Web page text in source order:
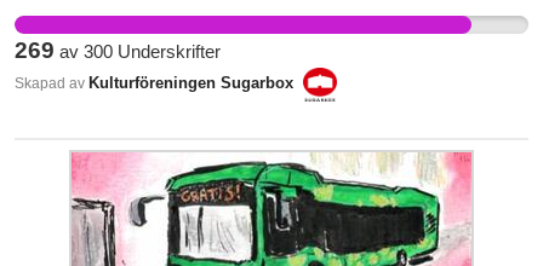
bara berättar om stadens historia – utan som
också kan spela en avgörande roll i framtidens
hållbara och levande stadsutveckling. Sedan
ur Ystads hamn. Nu hotas några av de allra sista
spåren av stadens industriella arv:
Sorteringsverket (Kokscentralen) och
Sockersilon. Sockersilon – ett oersättligt
269 av 300 Underskrifter
Skapad av Kulturföreningen Sugarbox